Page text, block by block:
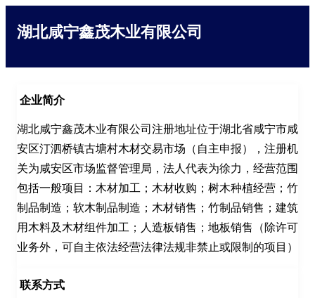
湖北咸宁鑫茂木业有限公司
企业简介
湖北咸宁鑫茂木业有限公司注册地址位于湖北省咸宁市咸
安区汀泗桥镇古塘村木材交易市场（自主申报），注册机
关为咸安区市场监督管理局，法人代表为徐力，经营范围
包括一般项目：木材加工；木材收购；树木种植经营；竹
制品制造；软木制品制造；木材销售；竹制品销售；建筑
用木料及木材组件加工；人造板销售；地板销售（除许可
业务外，可自主依法经营法律法规非禁止或限制的项目）
联系方式